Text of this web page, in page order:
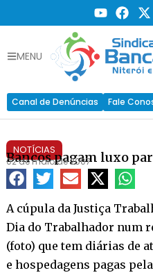
MENU
Canal de Denúncias Fale
NOTÍCIAS
Bancos pagam luxo
02 de maio de 2007
A cúpula da Justiça
Dia do Trabalhador num
(foto) que tem diárias de
e hospedagens pagas